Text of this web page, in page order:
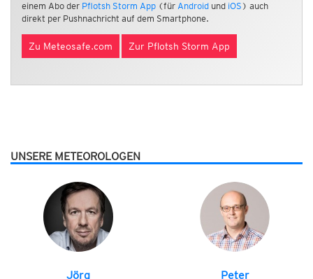
einem Abo der Pflotsh Storm App (für Android und iOS ) auch
direkt per Pushnachricht auf dem Smartphone.
Zu Meteosafe.com Zur Pflotsh Storm App
UNSERE METEOROLOGEN
Jörg Peter